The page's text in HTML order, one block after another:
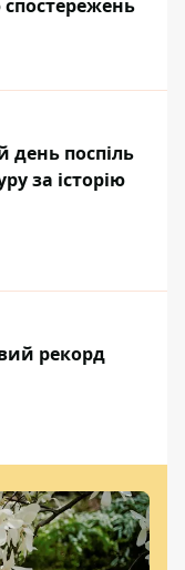
день поспіль
за історію
рекорд